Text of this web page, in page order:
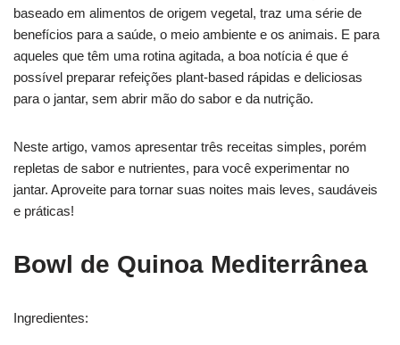
baseado em alimentos de origem vegetal, traz uma série de
benefícios para a saúde, o meio ambiente e os animais. E para
aqueles que têm uma rotina agitada, a boa notícia é que é
possível preparar refeições plant-based rápidas e deliciosas
para o jantar, sem abrir mão do sabor e da nutrição.
Neste artigo, vamos apresentar três receitas simples, porém
repletas de sabor e nutrientes, para você experimentar no
jantar. Aproveite para tornar suas noites mais leves, saudáveis
e práticas!
Bowl de Quinoa Mediterrânea
Ingredientes: